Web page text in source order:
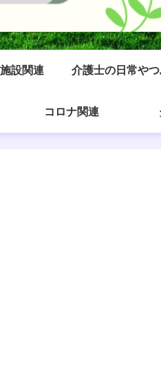
設関連 介護士の日常や
コロナ関連